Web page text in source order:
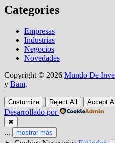
Categories
Empresas
Industrias
Negocios
Novedades
Copyright © 2026 Mundo De
y Bam.
Customize Reject All Accept All
Desarrollado por
✖
... mostrar más